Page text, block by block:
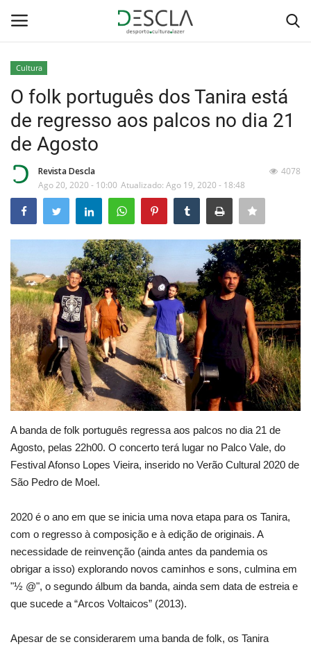
Home
...by Descla
Desporto
Sobre Nós
Educação
Estatuto Editorial
Saúde
Ficha técnica
Cultura
Lazer
Ambiente
Cultura
O folk português dos Tanira está
de regresso aos palcos no dia 21
de Agosto
Revista Descla
Ago 20, 2020 - 10:00 Atualizado: Ago 19, 2020 - 18:48
4078
A banda de folk português regressa aos palcos no dia 21 de
Agosto, pelas 22h00. O concerto terá lugar no Palco Vale, do
Festival Afonso Lopes Vieira, inserido no Verão Cultural 2020 de
São Pedro de Moel.
2020 é o ano em que se inicia uma nova etapa para os Tanira,
com o regresso à composição e à edição de originais. A
necessidade de reinvenção (ainda antes da pandemia os
obrigar a isso) explorando novos caminhos e sons, culmina em
"½ @", o segundo álbum da banda, ainda sem data de estreia e
que sucede a “Arcos Voltaicos” (2013).
Apesar de se considerarem uma banda de folk, os Tanira